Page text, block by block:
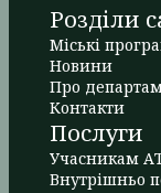
Розділи
Міські
Новини
Про
Контакти
Послуги
Учасникам
Внутрішньо